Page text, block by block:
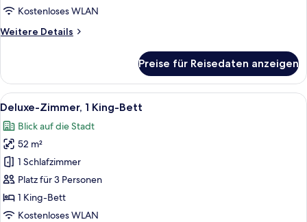
Kostenloses WLAN
Weitere Details
Weitere
Zimmer,
2 Einzelbetten
Preise für Reisedaten anzeigen
Alle
Fotos
für
Deluxe-
Zimmer,
1 King-
Bett
anzeigen
Ein Hotelzimmer mit einem großen
5
Deluxe-Zimmer, 1 King-Bett
Blick auf die Stadt
52 m²
1 Schlafzimmer
Platz für 3 Personen
1 King-Bett
Kostenloses WLAN